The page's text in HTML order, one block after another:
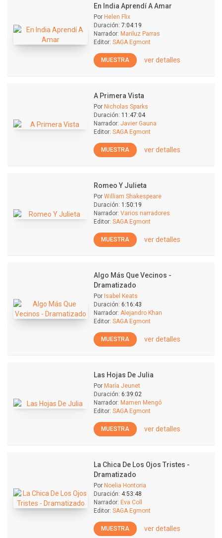
En India Aprendí A Amar
Por Helen Flix
Duración: 7:04:19
Narrador: Mariluz Parras
Editor: SAGA Egmont
MUESTRA ver detalles
A Primera Vista
Por Nicholas Sparks
Duración: 11:47:04
Narrador: Javier Gauna
Editor: SAGA Egmont
MUESTRA ver detalles
Romeo Y Julieta
Por William Shakespeare
Duración: 1:50:19
Narrador: Varios narradores
Editor: SAGA Egmont
MUESTRA ver detalles
Algo Más Que Vecinos -
Dramatizado
Por Isabel Keats
Duración: 6:16:43
Narrador: Alejandro Khan
Editor: SAGA Egmont
MUESTRA ver detalles
Las Hojas De Julia
Por María Jeunet
Duración: 6:39:02
Narrador: Mamen Mengó
Editor: SAGA Egmont
MUESTRA ver detalles
La Chica De Los Ojos Tristes -
Dramatizado
Por Noelia Hontoria
Duración: 4:53:48
Narrador: Eva Coll
Editor: SAGA Egmont
MUESTRA ver detalles